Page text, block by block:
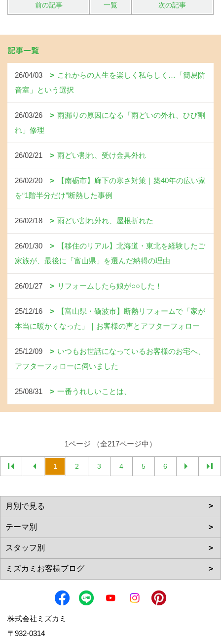
前の記事 一覧 次の記事
記事一覧
26/04/03
これからの人生を楽しく私らしく…「簡易防
音室」という選択
26/03/26
雨漏りの原因になる「雨どいの外れ、ひび割
れ」修理
26/02/21 雨どい割れ、受け金具外れ
26/02/20
【南砺市】廊下の寒さ対策｜築40年の広い家
を“1階半分だけ”断熱した事例
26/02/18 雨どい割れ外れ、屋根折れた
26/01/30
【移住のリアル】北海道・東北を経験したご
家族が、最後に「富山県」を選んだ納得の理由
26/01/27 リフォームしたら娘が○○した！
25/12/16
【富山県・礪波市】断熱リフォームで「家が
本当に暖かくなった」｜お客様の声とアフターフォロー
25/12/09
いつもお世話になっているお客様のお宅へ、
アフターフォローに伺いました
25/08/31 一番うれしいことは、
1ページ （全217ページ中）
1 2 3 4 5 6
株式会社ミズカミ
〒932-0314